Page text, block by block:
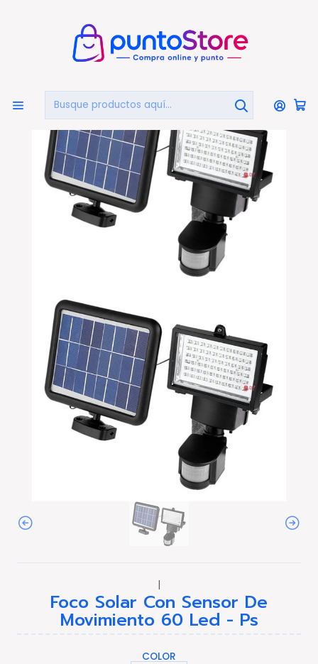
HOGAR Y DECORACIÓN Iluminación Solar
Foco Solar Con Sensor De Movimiento 60 Led - Ps
|
Foco Solar Con Sensor De
Movimiento 60 Led - Ps
COLOR